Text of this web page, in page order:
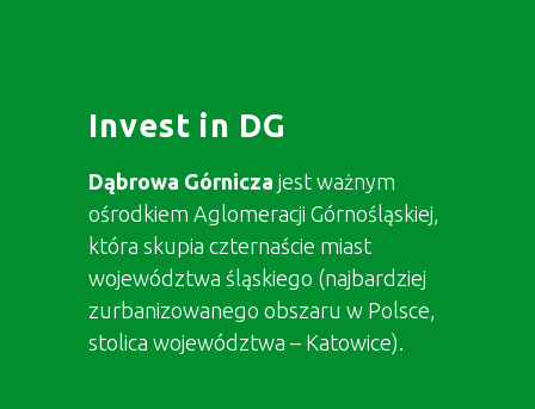
Invest in DG
Dąbrowa Górnicza jest ważnym
ośrodkiem Aglomeracji Górnośląskiej,
która skupia czternaście miast
województwa śląskiego (najbardziej
zurbanizowanego obszaru w Polsce,
stolica województwa – Katowice).